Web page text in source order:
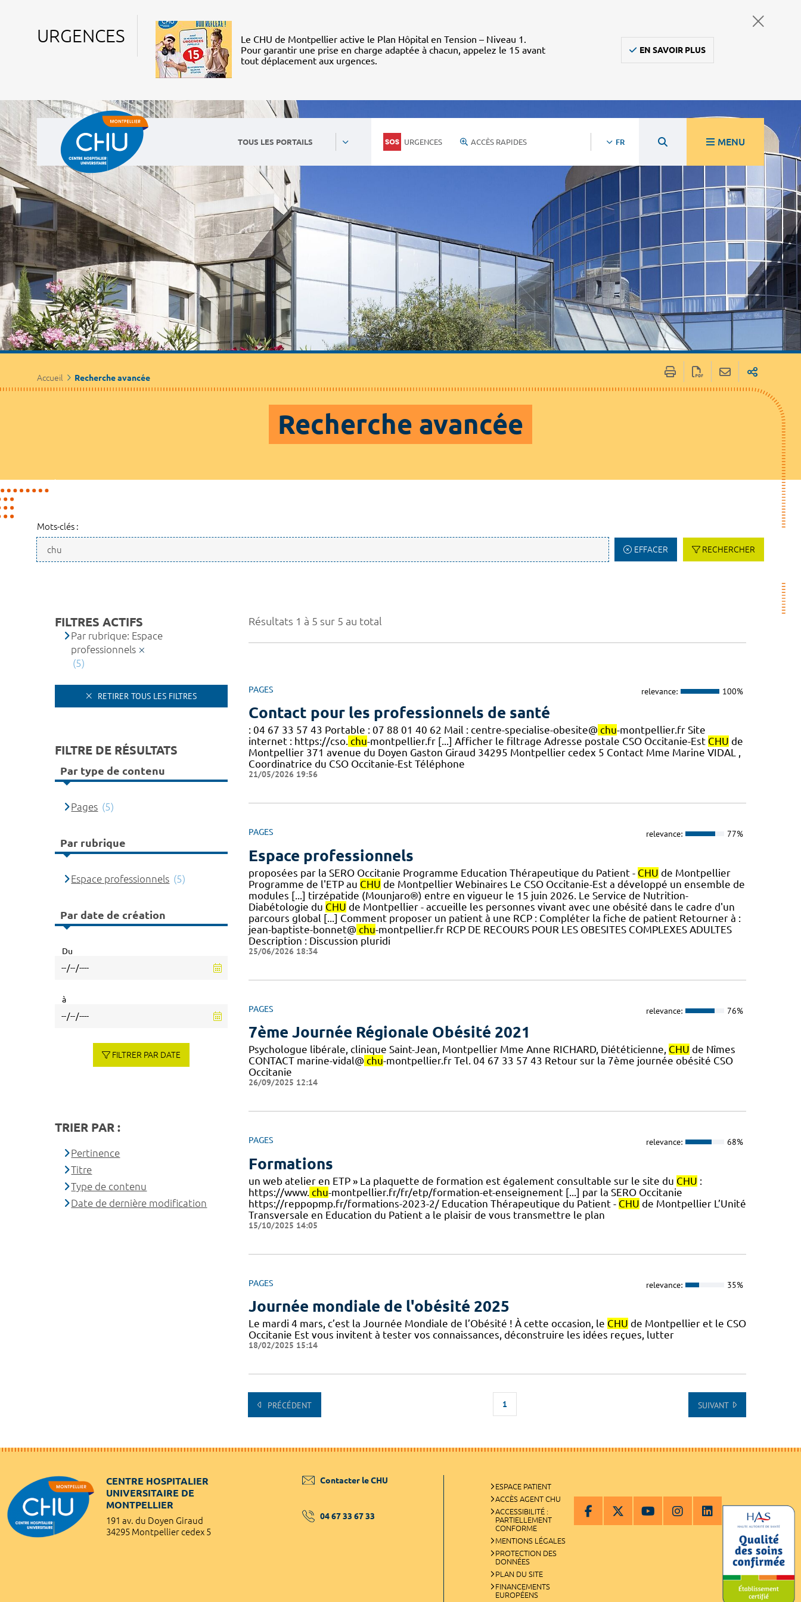
URGENCES
Le CHU de Montpellier active le Plan Hôpital en Tension – Niveau 1.
Pour garantir une prise en charge adaptée à chacun, appelez le 15 avant
tout déplacement aux urgences.
EN SAVOIR PLUS
TOUS LES PORTAILS URGENCES ACCÈS RAPIDES FR MENU
Accueil Recherche avancée
Recherche avancée
Mots-clés :
EFFACER RECHERCHER
Résultats 1 à 5 sur 5 au total
PAGES relevance: 100%
Contact pour les professionnels de santé
: 04 67 33 57 43 Portable : 07 88 01 40 62 Mail : centre-specialise-obesite@ chu-montpellier.fr Site
internet : https://cso. chu-montpellier.fr [...] Afficher le filtrage Adresse postale CSO Occitanie-Est CHU de
Montpellier 371 avenue du Doyen Gaston Giraud 34295 Montpellier cedex 5 Contact Mme Marine VIDAL ,
Coordinatrice du CSO Occitanie-Est Téléphone
21/05/2026 19:56
PAGES relevance: 77%
Espace professionnels
proposées par la SERO Occitanie Programme Education Thérapeutique du Patient - CHU de Montpellier
Programme de l'ETP au CHU de Montpellier Webinaires Le CSO Occitanie-Est a développé un ensemble de
modules [...] tirzépatide (Mounjaro®) entre en vigueur le 15 juin 2026. Le Service de Nutrition-
Diabétologie du CHU de Montpellier - accueille les personnes vivant avec une obésité dans le cadre d'un
parcours global [...] Comment proposer un patient à une RCP : Compléter la fiche de patient Retourner à :
jean-baptiste-bonnet@ chu-montpellier.fr RCP DE RECOURS POUR LES OBESITES COMPLEXES ADULTES
Description : Discussion pluridi
25/06/2026 18:34
PAGES relevance: 76%
7ème Journée Régionale Obésité 2021
Psychologue libérale, clinique Saint-Jean, Montpellier Mme Anne RICHARD, Diététicienne, CHU de Nîmes
CONTACT marine-vidal@ chu-montpellier.fr Tel. 04 67 33 57 43 Retour sur la 7ème journée obésité CSO
Occitanie
26/09/2025 12:14
PAGES relevance: 68%
Formations
un web atelier en ETP » La plaquette de formation est également consultable sur le site du CHU :
https://www. chu-montpellier.fr/fr/etp/formation-et-enseignement [...] par la SERO Occitanie
https://reppopmp.fr/formations-2023-2/ Education Thérapeutique du Patient - CHU de Montpellier L’Unité
Transversale en Education du Patient a le plaisir de vous transmettre le plan
15/10/2025 14:05
PAGES relevance: 35%
Journée mondiale de l'obésité 2025
Le mardi 4 mars, c’est la Journée Mondiale de l’Obésité ! À cette occasion, le CHU de Montpellier et le CSO
Occitanie Est vous invitent à tester vos connaissances, déconstruire les idées reçues, lutter
18/02/2025 15:14
PRÉCÉDENT 1 SUIVANT
FILTRES ACTIFS
Par rubrique: Espace
professionnels
(5)
RETIRER TOUS LES FILTRES
FILTRE DE RÉSULTATS
Par type de contenu
Pages (5)
Par rubrique
Espace professionnels (5)
Par date de création
Du
à
FILTRER PAR DATE
TRIER PAR :
Pertinence
Titre
Type de contenu
Date de dernière modification
CENTRE HOSPITALIER
UNIVERSITAIRE DE
MONTPELLIER
191 av. du Doyen Giraud
34295 Montpellier cedex 5
Contacter le CHU
04 67 33 67 33
ESPACE PATIENT
ACCÈS AGENT CHU
ACCESSIBILITÉ :
PARTIELLEMENT
CONFORME
MENTIONS LÉGALES
PROTECTION DES
DONNÉES
PLAN DU SITE
FINANCEMENTS
EUROPÉENS